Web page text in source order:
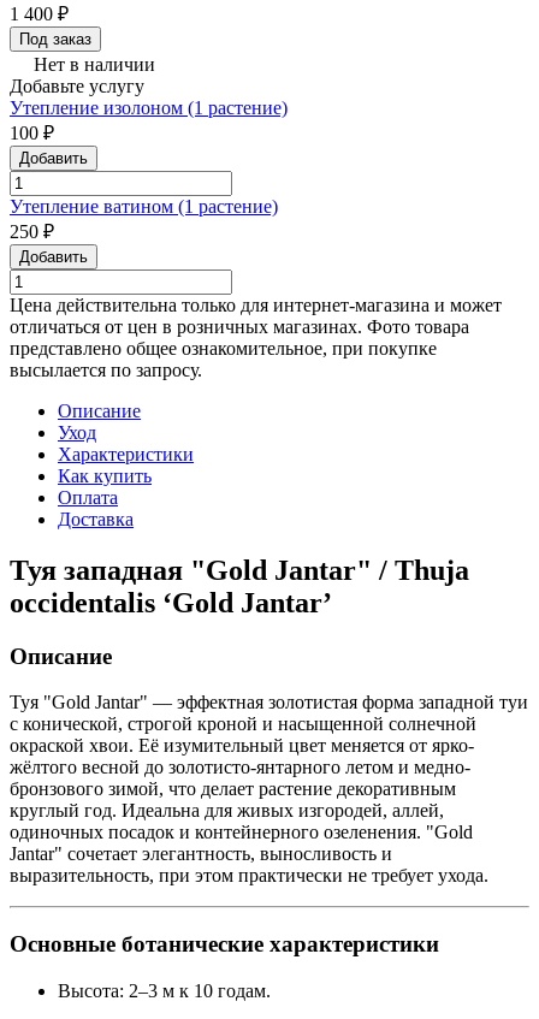
1 400 ₽
Под заказ
Нет в наличии
Добавьте услугу
Утепление изолоном (1 растение)
100 ₽
Добавить
Утепление ватином (1 растение)
250 ₽
Добавить
Цена действительна только для интернет-магазина и может
отличаться от цен в розничных магазинах. Фото товара
представлено общее ознакомительное, при покупке
высылается по запросу.
Описание
Уход
Характеристики
Как купить
Оплата
Доставка
Туя западная "Gold Jantar" / Thuja
occidentalis ‘Gold Jantar’
Описание
Туя "Gold Jantar" — эффектная золотистая форма западной туи
с конической, строгой кроной и насыщенной солнечной
окраской хвои. Её изумительный цвет меняется от ярко-
жёлтого весной до золотисто-янтарного летом и медно-
бронзового зимой, что делает растение декоративным
круглый год. Идеальна для живых изгородей, аллей,
одиночных посадок и контейнерного озеленения. "Gold
Jantar" сочетает элегантность, выносливость и
выразительность, при этом практически не требует ухода.
Основные ботанические характеристики
Высота: 2–3 м к 10 годам.